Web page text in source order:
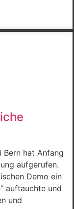
Bern hat Anfang
aufgerufen.
Demo ein
auftauchte und
und